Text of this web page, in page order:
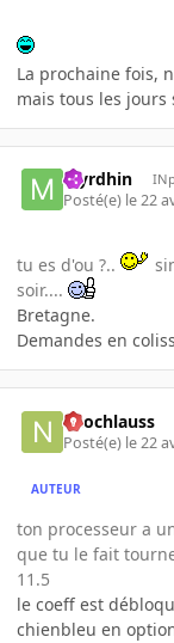
La prochaine fois,
mais tous les jours
Myrdhin
Posté(e) le 22
tu es d'ou ?..
soir....
Bretagne.
Demandes en
neochlauss
Posté(e) le 22
AUTEUR
ton processeur a
que tu le fait
11.5
le coeff est
chienbleu en